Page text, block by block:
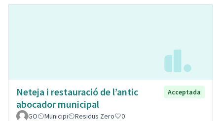
Neteja i restauració de l’antic
abocador municipal
Acceptada
GO Municipi Residus Zero 0